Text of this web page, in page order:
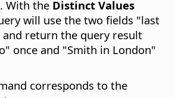
With the Distinct Values
will use the two fields "last
return the query result
once and "Smith in London"
corresponds to the